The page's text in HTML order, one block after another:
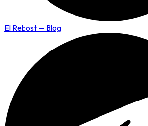
El Rebost — Blog